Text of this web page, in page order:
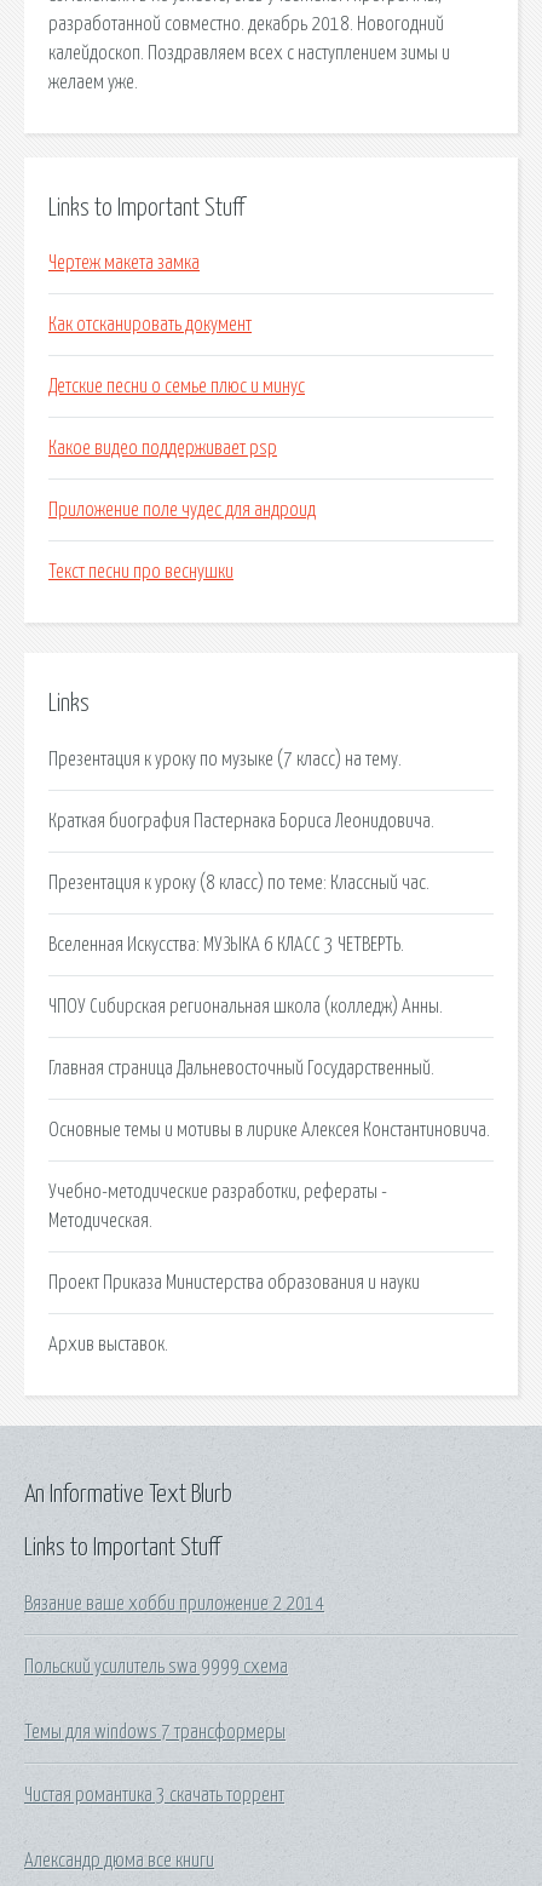
разработанной совместно. декабрь 2018. Новогодний
калейдоскоп. Поздравляем всех с наступлением зимы и
желаем уже.
Links to Important Stuff
Чертеж макета замка
Как отсканировать документ
Детские песни о семье плюс и минус
Какое видео поддерживает psp
Приложение поле чудес для андроид
Текст песни про веснушки
Links
Презентация к уроку по музыке (7 класс) на тему.
Краткая биография Пастернака Бориса Леонидовича.
Презентация к уроку (8 класс) по теме: Классный час.
Вселенная Искусства: МУЗЫКА 6 КЛАСС 3 ЧЕТВЕРТЬ.
ЧПОУ Сибирская региональная школа (колледж) Анны.
Главная страница Дальневосточный Государственный.
Основные темы и мотивы в лирике Алексея Константиновича.
Учебно-методические разработки, рефераты -
Методическая.
Проект Приказа Министерства образования и науки
Архив выставок.
Links to Important Stuff
Вязание ваше хобби приложение 2 2014
Польский усилитель swa 9999 схема
Темы для windows 7 трансформеры
Чистая романтика 3 скачать торрент
Александр дюма все книги
An Informative Text Blurb